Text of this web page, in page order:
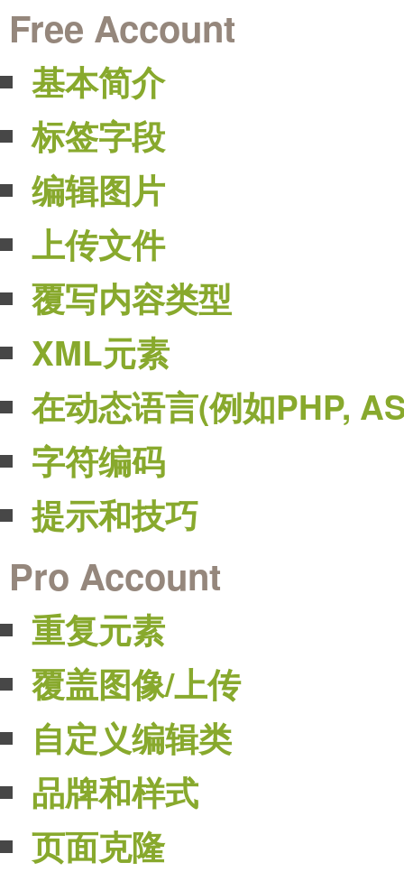
Free Account
基本简介
标签字段
编辑图片
上传文件
覆写内容类型
XML元素
在动态语言(例如PHP,
字符编码
提示和技巧
Pro Account
重复元素
覆盖图像/上传
自定义编辑类
品牌和样式
页面克隆